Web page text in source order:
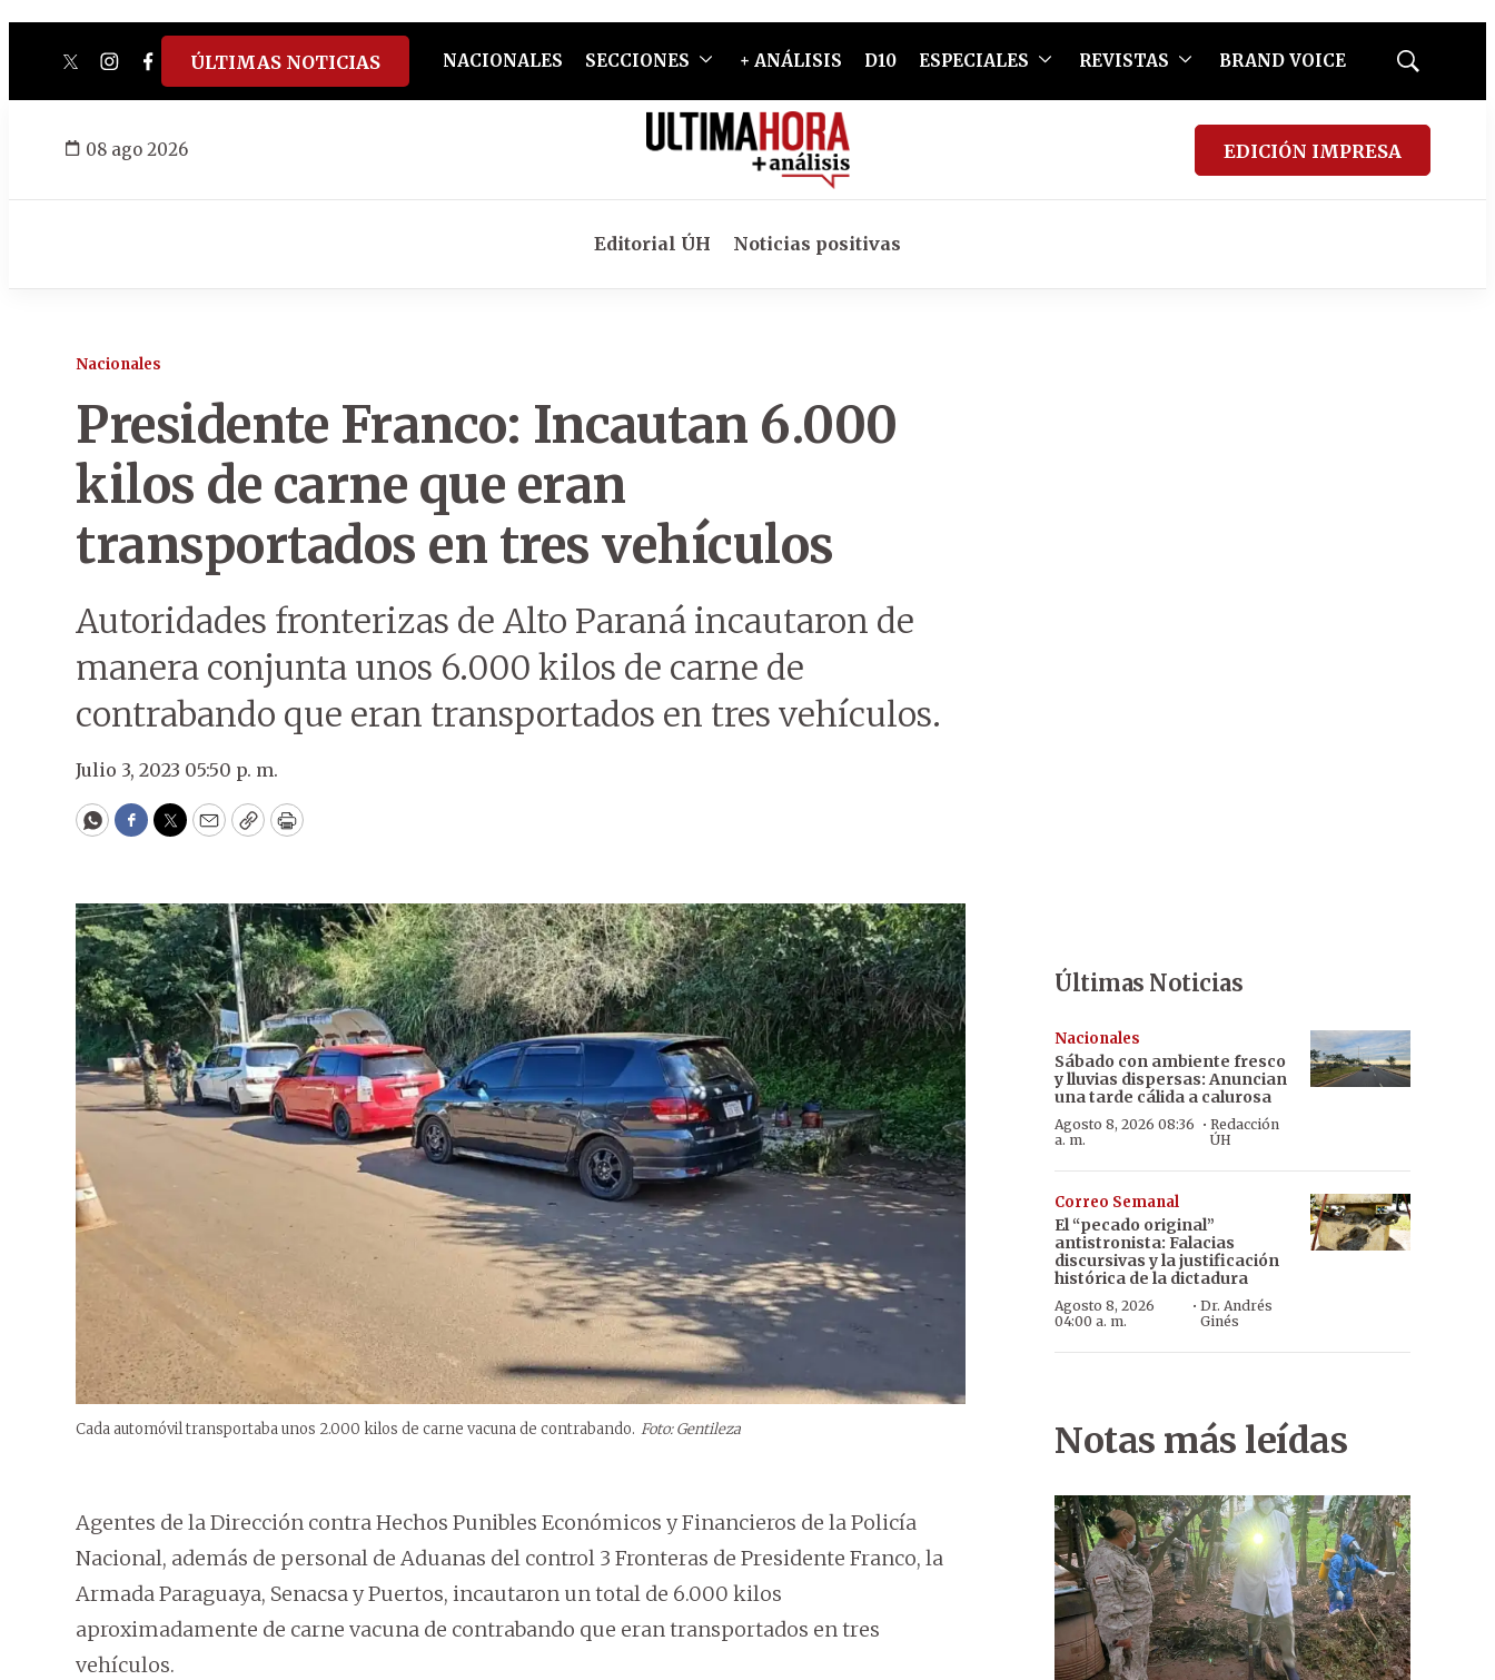
twitterinstagram
facebook
tiktokyoutube
spotify
ÚLTIMAS NOTICIAS NACIONALES SECCIONES + ANÁLISIS D10 ESPECIALES REVISTAS BRAND VOICE
Mostrar
08 ago 2026 EDICIÓN IMPRESA
Editorial ÚH Noticias positivas
Nacionales
Presidente Franco: Incautan 6.000
kilos de carne que eran
transportados en tres vehículos
Autoridades fronterizas de Alto Paraná incautaron de
manera conjunta unos 6.000 kilos de carne de
contrabando que eran transportados en tres vehículos.
Julio 3, 2023 05:50 p. m.
WhatsApp
Facebook
Twitter
EmailCopyPrint
Cada automóvil transportaba unos 2.000 kilos de carne vacuna de contrabando. Foto: Gentileza
Agentes de la Dirección contra Hechos Punibles Económicos y Financieros de la Policía
Nacional, además de personal de Aduanas del control 3 Fronteras de Presidente Franco, la
Armada Paraguaya, Senacsa y Puertos, incautaron un total de 6.000 kilos
aproximadamente de carne vacuna de contrabando que eran transportados en tres
vehículos.
Últimas Noticias
Nacionales
Sábado con ambiente fresco
y lluvias dispersas: Anuncian
una tarde cálida a calurosa
Agosto 8, 2026 08:36
a. m.
·Redacción
ÚH
Correo Semanal
El “pecado original”
antistronista: Falacias
discursivas y la justificación
histórica de la dictadura
Agosto 8, 2026
04:00 a. m.
·Dr. Andrés
Ginés
Notas más leídas